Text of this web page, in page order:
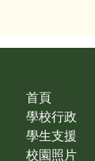
首頁
學校行政
學生支援
校園照片